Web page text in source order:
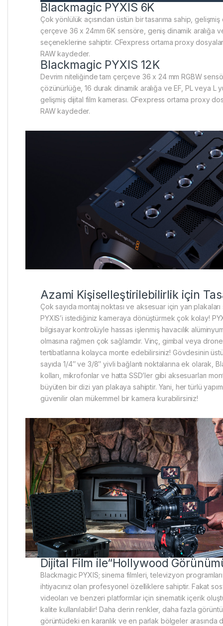
Blackmagic PYXIS 6K
Çok yönlülük açısından üstün bir tasarıma sahip, gelişmiş
çerçeve 36 x 24mm 6K sensöre, geniş dinamik aralığa
seçeneklerine sahiptir. CFexpress ortama proxy
RAW kaydeder.
Blackmagic PYXIS 12K
Devrim niteliğinde tam çerçeve 36 x 24 mm RGBW
çözünürlüğe, 16 durak dinamik aralığa ve EF, PL veya L
gelişmiş dijital film kamerası. CFexpress ortama proxy
RAW kaydeder.
Azami Kişiselleştirilebilirlik için
Çok sayıda montaj noktası ve aksesuar için yan
PYXIS’i istediğiniz kameraya dönüştürmek çok kolay!
bilgisayar kontrolüyle hassas işlenmiş havacılık
olmasına rağmen çok sağlamdır. Vinç, gimbal veya
tertibatlarına kolayca monte edebilirsiniz! Gövdesinin
sayıda 1/4″ ve 3/8″ yivli bağlantı noktalarına ek olarak,
kolları, mikrofonlar ve hatta SSD’ler gibi aksesuarları
büyüten bir dizi yan plakaya sahiptir. Yani, her türlü
güvenilir olan mükemmel bir kamera kurabilirsiniz!
Dijital Film ile“Hollywood
Blackmagic PYXIS; sinema filmleri, televizyon
ihtiyacınız olan profesyonel özelliklere sahiptir. Fakat
videoları ve benzeri platformlar için sinematik içerik
kalite kullanılabilir! Daha derin renkler, daha fazla
görüntüdeki en karanlık ve en parlak bölgeler arasında